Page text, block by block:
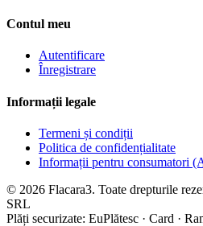
Contul meu
Autentificare
Înregistrare
Informații legale
Termeni și condiții
Politica de confidențialitate
Informații pentru consumatori
© 2026 Flacara3. Toate drepturile
SRL
Plăți securizate: EuPlătesc · Card ·